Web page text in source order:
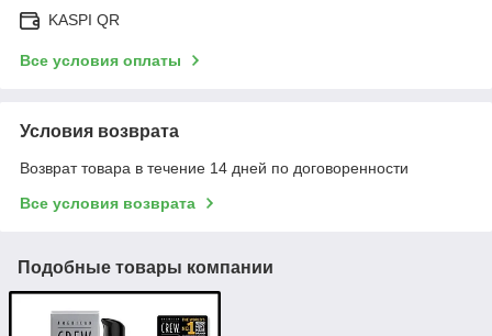
KASPI QR
Все условия оплаты
Условия возврата
Возврат товара в течение 14 дней по договоренности
Все условия возврата
Подобные товары компании